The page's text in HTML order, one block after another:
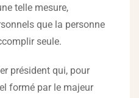
telle mesure,
que la personne
seule.
président qui, pour
formé par le majeur